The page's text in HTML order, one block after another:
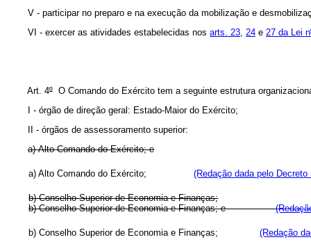
V - participar no preparo e na execução da mobilização e
VI - exercer as atividades estabelecidas nos arts. 23, 24 e 27 da Lei n
Art. 4º O Comando do Exército tem a seguinte estrutura
I - órgão de direção geral: Estado-Maior do Exército;
II - órgãos de assessoramento superior:
a) Alto Comando do Exército; e
a) Alto Comando do Exército;(Redação dada pelo Decreto
b) Conselho Superior de Economia e Finanças;
b) Conselho Superior de Economia e Finanças; e
b) Conselho Superior de Economia e Finanças;(Redação